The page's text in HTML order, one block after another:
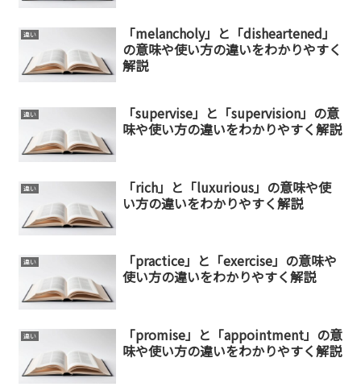
違い
「melancholy」と「disheartened」
の意味や使い方の違いをわかりやすく
解説
違い
「supervise」と「supervision」の意
味や使い方の違いをわかりやすく解説
違い
「rich」と「luxurious」の意味や使
い方の違いをわかりやすく解説
違い
「practice」と「exercise」の意味や
使い方の違いをわかりやすく解説
違い
「promise」と「appointment」の意
味や使い方の違いをわかりやすく解説